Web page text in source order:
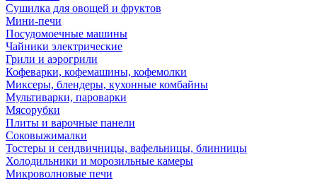
Сушилка для овощей и фруктов
Мини-печи
Посудомоечные машины
Чайники электрические
Грили и аэрогрили
Кофеварки, кофемашины, кофемолки
Миксеры, блендеры, кухонные комбайны
Мультиварки, пароварки
Мясорубки
Плиты и варочные панели
Соковыжималки
Тостеры и сендвичницы, вафельницы, блинницы
Холодильники и морозильные камеры
Микроволновые печи